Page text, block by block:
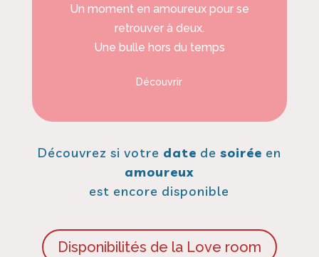
Un moment en amoureux pour se
retrouver à deux.
Une bulle hors du temps
Découvrir
Découvrez si votre date de soirée en
amoureux
est encore disponible
Disponibilités de la Love room